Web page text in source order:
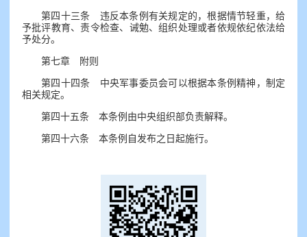
第四十三条 违反本条例有关规定的，根据情节轻重，给
予批评教育、责令检查、诫勉、组织处理或者依规依纪依法给
予处分。
第七章 附则
第四十四条 中央军事委员会可以根据本条例精神，制定
相关规定。
第四十五条 本条例由中央组织部负责解释。
第四十六条 本条例自发布之日起施行。